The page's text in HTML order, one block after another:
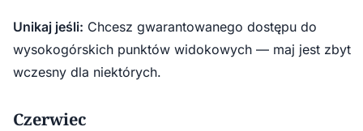
Unikaj jeśli: Chcesz gwarantowanego dostępu do
wysokogórskich punktów widokowych — maj jest zbyt
wczesny dla niektórych.
Czerwiec